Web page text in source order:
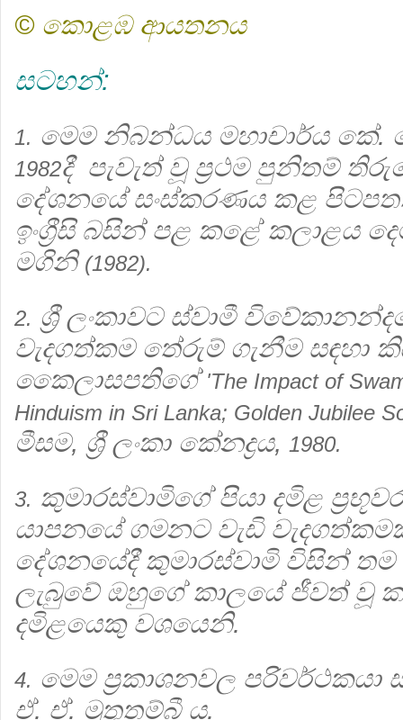
© කොළඹ ආයතනය
සටහන්:
1. මෙම නිබන්ධය මහාචාර්ය
1982දී පැවැත් වූ ප්‍රථම පුනිතම්
දේශනයේ සංස්කරණය කළ
ඉංග්‍රීසි බසින් පළ කළේ කලාළය
මගිනි (1982).
2. ශ්‍රී ලංකාවට ස්වාමී
වැදගත්කම තේරුම් ගැනීම සඳහා
කෛලාසපතිගේ'The Impact of
Hinduism in Sri Lanka; Golden Jubilee
මීසම, ශ්‍රී ලංකා කේනද්‍රය, 1980.
3. කුමාරස්වාමිගේ පියා දමිළ
යාපනයේ ගමනට වැඩි
දේශනයේදී කුමාරස්වාමි විසින්
ලැබුවේ ඔහුගේ කාලයේ ජීවත් වූ
දමිළයෙකු වශයෙනි.
4. මෙම ප්‍රකාශනවල පරිවර්ථකයා
ඒ. ඒ. මුතුතම්බී ය.